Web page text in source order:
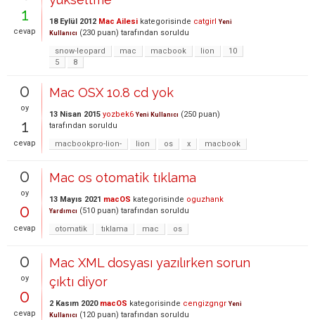
1
cevap
18 Eylül 2012 Mac Ailesi kategorisinde catgirl Yeni
Kullanıcı (230 puan) tarafından soruldu
snow-leopard
mac macbook lion
10
5
8
0
oy
1
cevap
Mac OSX 10.8 cd yok
13 Nisan 2015 yozbek6 Yeni Kullanıcı (250 puan)
tarafından soruldu
macbookpro-lion-
lion os x macbook
0
oy
0
cevap
Mac os otomatik tıklama
13 Mayıs 2021 macOS kategorisinde oguzhank
Yardımcı (510 puan) tarafından soruldu
otomatik
tıklama mac os
0
oy
0
cevap
Mac XML dosyası yazılırken sorun
çıktı diyor
2 Kasım 2020 macOS kategorisinde cengizgngr Yeni
Kullanıcı (120 puan) tarafından soruldu